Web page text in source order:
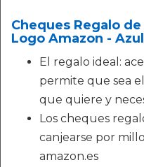
Cheques Regalo
Logo Amazon -
El regalo ideal:
permite que sea
que quiere y
Los cheques
canjearse por
amazon.es